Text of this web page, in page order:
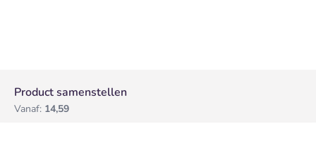
Product samenstellen
Vanaf: 14,59